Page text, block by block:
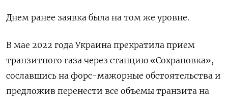
Днем ранее заявка была на том же уровне.
В мае 2022 года Украина прекратила прием
транзитного газа через станцию «Сохрановка»,
сославшись на форс-мажорные обстоятельства и
предложив перенести все объемы транзита на